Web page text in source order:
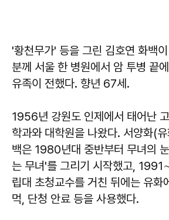
'황천무가' 등을 그린 김호연 화백
분께 서울 한 병원에서 암 투병 끝
유족이 전했다. 향년 67세.
1956년 강원도 인제에서 태어난
학과와 대학원을 나왔다. 서양화(
백은 1980년대 중반부터 무녀의
는 무녀'를 그리기 시작했고,
립대 초청교수를 거친 뒤에는 유화
먹, 단청 안료 등을 사용했다.